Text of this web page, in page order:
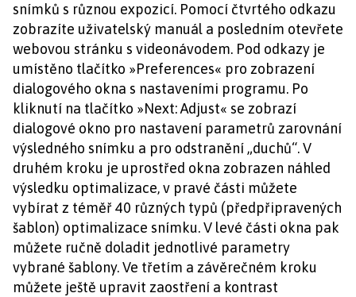
snímků s různou expozicí. Pomocí čtvrtého odkazu
zobrazíte uživatelský manuál a posledním otevřete
webovou stránku s videonávodem. Pod odkazy je
umístěno tlačítko »Preferences« pro zobrazení
dialogového okna s nastaveními programu. Po
kliknutí na tlačítko »Next: Adjust« se zobrazí
dialogové okno pro nastavení parametrů zarovnání
výsledného snímku a pro odstranění „duchů“. V
druhém kroku je uprostřed okna zobrazen náhled
výsledku optimalizace, v pravé části můžete
vybírat z téměř 40 různých typů (předpřipravených
šablon) optimalizace snímku. V levé části okna pak
můžete ručně doladit jednotlivé parametry
vybrané šablony. Ve třetím a závěrečném kroku
můžete ještě upravit zaostření a kontrast